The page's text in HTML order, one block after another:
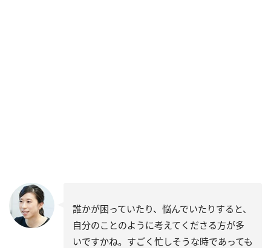
誰かが困っていたり、悩んでいたりすると、
自分のことのように考えてくださる方が多
いですかね。すごく忙しそうな時であっても